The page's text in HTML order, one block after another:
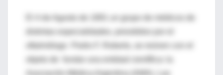
El 4 de Agosto de 1891 un grupo de médicos de
oftalmólogo Pedro F. Roberts, se reúnen con el
Asociación Médica Argentina (AMA). Las